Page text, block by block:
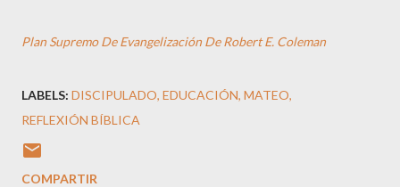
Plan Supremo De Evangelización De Robert E. Coleman
LABELS: DISCIPULADO EDUCACIÓN MATEO
REFLEXIÓN BÍBLICA
COMPARTIR